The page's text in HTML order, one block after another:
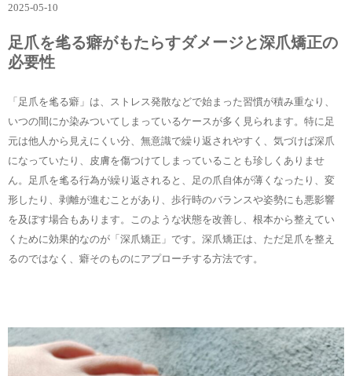
2025-05-10
足爪を毟る癖がもたらすダメージと深爪矯正の
必要性
「足爪を毟る癖」は、ストレス発散などで始まった習慣が積み重なり、
いつの間にか染みついてしまっているケースが多く見られます。特に足
元は他人から見えにくい分、無意識で繰り返されやすく、気づけば深爪
になっていたり、皮膚を傷つけてしまっていることも珍しくありませ
ん。足爪を毟る行為が繰り返されると、足の爪自体が薄くなったり、変
形したり、剥離が進むことがあり、歩行時のバランスや姿勢にも悪影響
を及ぼす場合もあります。このような状態を改善し、根本から整えてい
くために効果的なのが「深爪矯正」です。深爪矯正は、ただ足爪を整え
るのではなく、癖そのものにアプローチする方法です。